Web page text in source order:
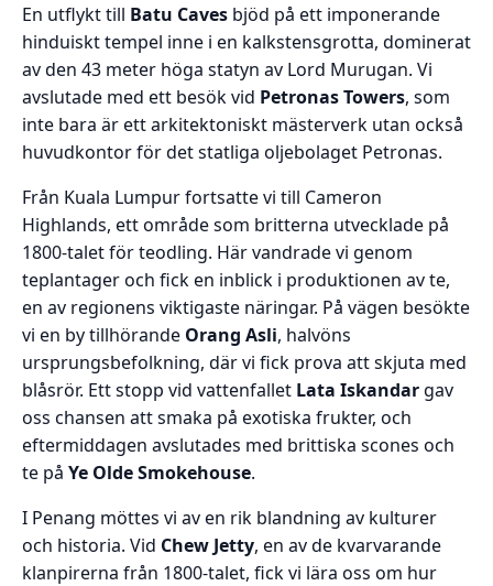
En utflykt till Batu Caves bjöd på ett imponerande
hinduiskt tempel inne i en kalkstensgrotta, dominerat
av den 43 meter höga statyn av Lord Murugan. Vi
avslutade med ett besök vid Petronas Towers, som
inte bara är ett arkitektoniskt mästerverk utan också
huvudkontor för det statliga oljebolaget Petronas.
Från Kuala Lumpur fortsatte vi till Cameron
Highlands, ett område som britterna utvecklade på
1800-talet för teodling. Här vandrade vi genom
teplantager och fick en inblick i produktionen av te,
en av regionens viktigaste näringar. På vägen besökte
vi en by tillhörande Orang Asli, halvöns
ursprungsbefolkning, där vi fick prova att skjuta med
blåsrör. Ett stopp vid vattenfallet Lata Iskandar gav
oss chansen att smaka på exotiska frukter, och
eftermiddagen avslutades med brittiska scones och
te på Ye Olde Smokehouse.
I Penang möttes vi av en rik blandning av kulturer
och historia. Vid Chew Jetty, en av de kvarvarande
klanpirerna från 1800-talet, fick vi lära oss om hur